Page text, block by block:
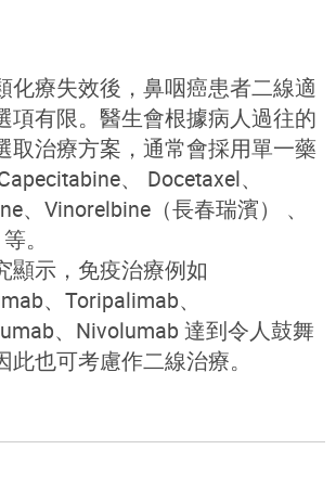
化療失效後，鼻咽癌患者二線適
項有限。醫生會根據病人過往的
取治療方案，通常會採用單一藥
、 Docetaxel、
、Vinorelbine（長春瑞濱） 、
。
顯示，免疫治療例如
、Toripalimab、
、Nivolumab 達到令人鼓舞
此也可考慮作二線治療。